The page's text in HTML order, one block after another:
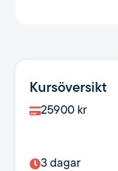
Kursöversikt
25900 kr
3 dagar